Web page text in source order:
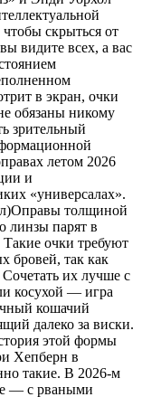
скрыться от
видите всех, а вас
в экран, очки
обязаны никому
зрительный
летом 2026
и
«универсалах».
толщиной
линзы парят в
очки требуют
бровей, так как
их лучше с
косухой — игра
кошачий
далеко за виски.
этой формы
Хепберн в
такие. В 2026-м
— с рваными